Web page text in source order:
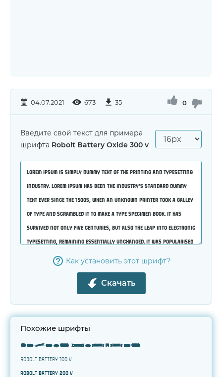
04.07.2021 673 35 0
Введите свой текст для примера
шрифта Robolt Battery Oxide 300 v
Как установить этот шрифт?
Скачать
Похожие шрифты
Robolt Element
Robolt Battery 100 v
Robolt Battery 200 v